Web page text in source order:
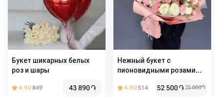
Букет шикарных белых
роз и шары
4.90849 43 890֏
Нежный букет с
пионовидными розами
4.90514 52 500֏70 000֏